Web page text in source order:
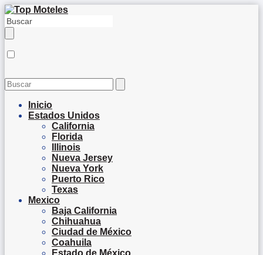
Inicio
Estados Unidos
California
Florida
Illinois
Nueva Jersey
Nueva York
Puerto Rico
Texas
Mexico
Baja California
Chihuahua
Ciudad de México
Coahuila
Estado de México